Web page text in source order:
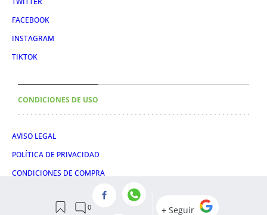
FACEBOOK
INSTAGRAM
TIKTOK
CONDICIONES DE USO
AVISO LEGAL
POLÍTICA DE PRIVACIDAD
CONDICIONES DE COMPRA